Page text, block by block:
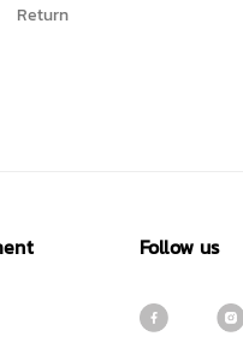
Return
Follow us